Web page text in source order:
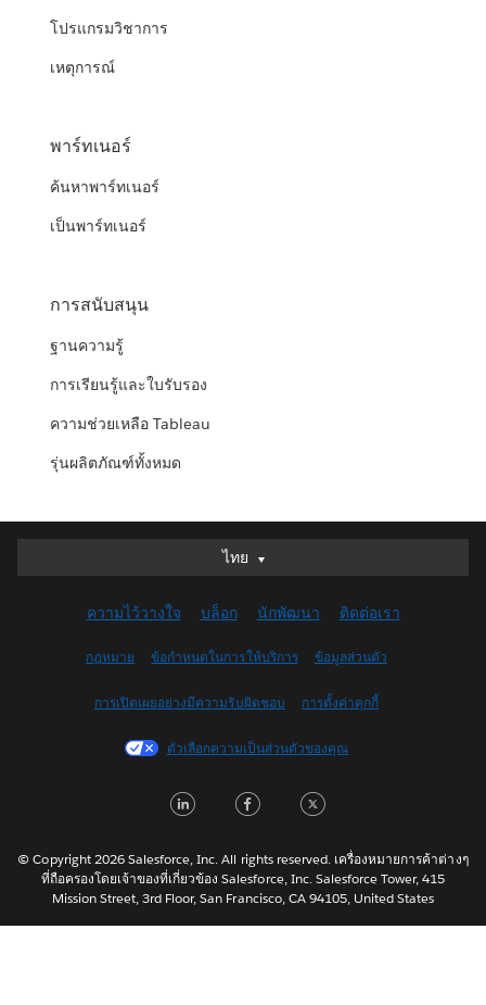
โปรแกรมวิชาการ
เหตุการณ์
พาร์ทเนอร์
ค้นหาพาร์ทเนอร์
เป็นพาร์ทเนอร์
การสนับสนุน
ฐานความรู้
การเรียนรู้และใบรับรอง
ความช่วยเหลือ Tableau
รุ่นผลิตภัณฑ์ทั้งหมด
ไทย
ไทย
English (UK)
English (US)
Français (Canada)
Français (France)
日本語
Nederlands
Português
ความไว้วางใจ บล็อก นักพัฒนา ติดต่อเรา
กฎหมาย ข้อกำหนดในการให้บริการ ข้อมูลส่วนตัว
การเปิดเผยอย่างมีความรับผิดชอบ การตั้งค่าคุกกี้
ตัวเลือกความเป็นส่วนตัวของคุณ
n
k
e
c
e
b
i
t
t
© Copyright 2026 Salesforce, Inc. All rights reserved. เครื่องหมายการค้าต่างๆ
ที่ถือครองโดยเจ้าของที่เกี่ยวข้อง Salesforce, Inc. Salesforce Tower, 415
Mission Street, 3rd Floor, San Francisco, CA 94105, United States